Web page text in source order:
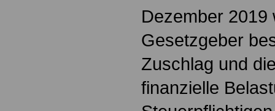
Dezember 2019
Gesetzgeber
Zuschlag und
finanzielle